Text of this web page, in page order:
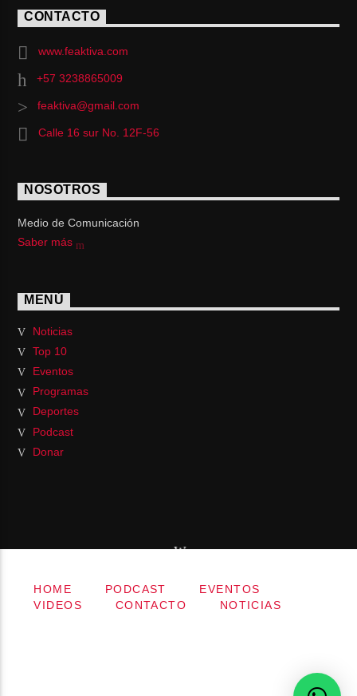
CONTACTO
www.feaktiva.com
+57 3238865009
feaktiva@gmail.com
Calle 16 sur No. 12F-56
NOSOTROS
Medio de Comunicación
Saber más
MENÚ
Noticias
Top 10
Eventos
Programas
Deportes
Podcast
Donar
HOME PODCAST
EVENTOS
VIDEOS
CONTACTO NOTICIAS